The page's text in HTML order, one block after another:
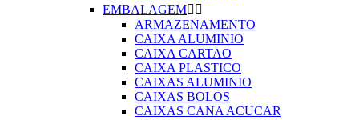
EMBALAGEM 
ARMAZENAMENTO
CAIXA ALUMINIO
CAIXA CARTAO
CAIXA PLASTICO
CAIXAS ALUMINIO
CAIXAS BOLOS
CAIXAS CANA ACUCAR